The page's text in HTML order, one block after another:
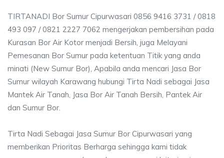
TIRTANADI Bor Sumur Cipurwasari 0856 9416 3731 / 0818
493 097 / 0821 2227 7062 mengerjakan pembersihan pada
Kurasan Bor Air Kotor menjadi Bersih, juga Melayani
Pemesanan Bor Sumur pada ketentuan Titik yang anda
minati (New Sumur Bor), Apabila anda mencari Jasa Bor
Sumur wilayah Karawang hubungi Tirta Nadi sebagai Jasa
Mantek Air Tanah, Jasa Bor Air Tanah Bersih, Pantek Air
dan Sumur Bor.
Tirta Nadi Sebagai Jasa Sumur Bor Cipurwasari yang
memberikan Prioritas Berharga sehingga kami tidak